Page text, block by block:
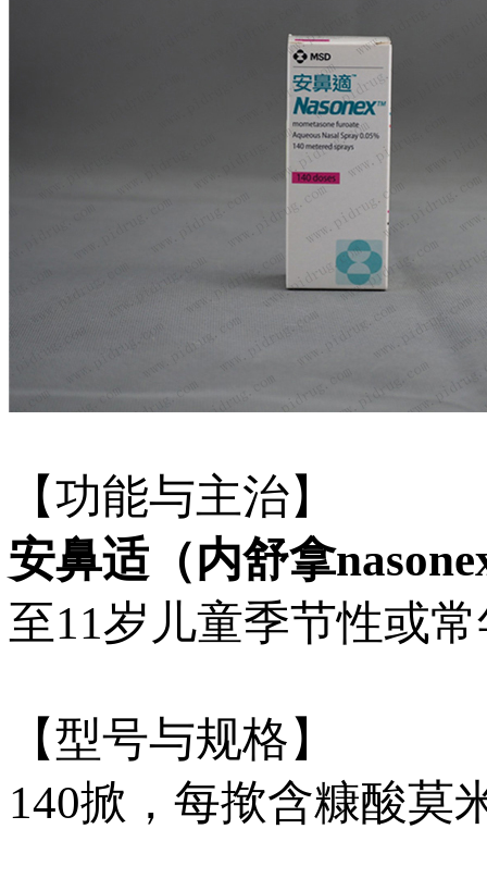
【功能与主治】
安鼻适（内舒拿
至11岁儿童季节性或
【型号与规格】
140掀，每揿含糠酸莫